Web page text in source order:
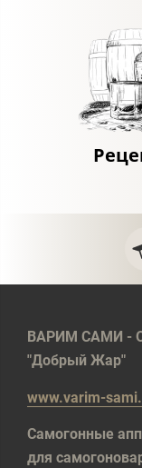
ВАРИМ САМИ -
"Добрый Жар"
www.varim-
Самогонные
для